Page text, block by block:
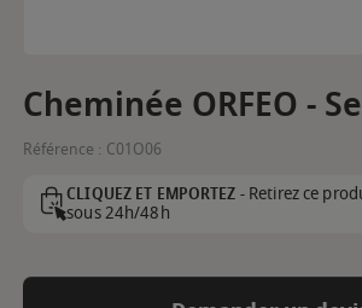
Cheminée ORFEO -
Référence : C01O06
CLIQUEZ ET EMPORTEZ -Retirez ce
sous 24h/48h